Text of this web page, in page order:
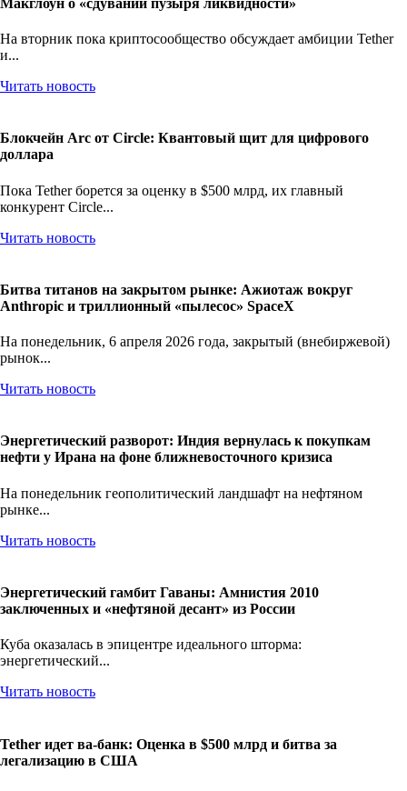
На вторник пока криптосообщество обсуждает амбиции Tether
и...
Читать новость
Блокчейн Arc от Circle: Квантовый щит для цифрового
доллара
Пока Tether борется за оценку в $500 млрд, их главный
конкурент Circle...
Читать новость
Битва титанов на закрытом рынке: Ажиотаж вокруг
Anthropic и триллионный «пылесос» SpaceX
На понедельник, 6 апреля 2026 года, закрытый (внебиржевой)
рынок...
Читать новость
Энергетический разворот: Индия вернулась к покупкам
нефти у Ирана на фоне ближневосточного кризиса
На понедельник геополитический ландшафт на нефтяном
рынке...
Читать новость
Энергетический гамбит Гаваны: Амнистия 2010
заключенных и «нефтяной десант» из России
Куба оказалась в эпицентре идеального шторма:
энергетический...
Читать новость
Tether идет ва-банк: Оценка в $500 млрд и битва за
легализацию в США